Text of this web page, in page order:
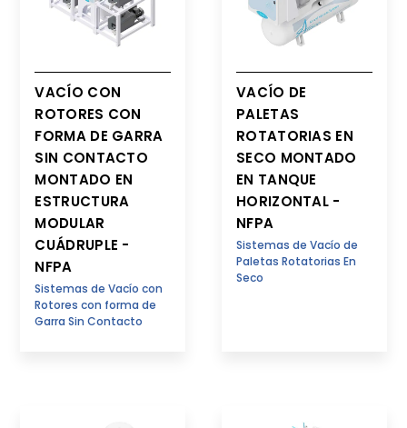
VACÍO CON
ROTORES CON
FORMA DE GARRA
SIN CONTACTO
MONTADO EN
ESTRUCTURA
MODULAR
CUÁDRUPLE -
NFPA
Sistemas de Vacío con
Rotores con forma de
Garra Sin Contacto
VACÍO DE
PALETAS
ROTATORIAS EN
SECO MONTADO
EN TANQUE
HORIZONTAL -
NFPA
Sistemas de Vacío de
Paletas Rotatorias En
Seco